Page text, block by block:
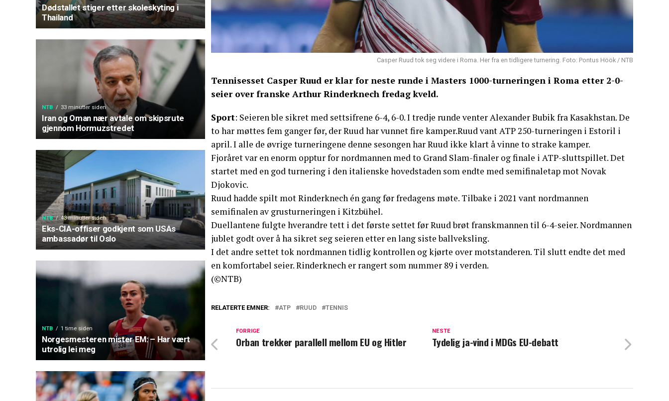
Dødstallet stiger etter skoleskyting i
Thailand
NTB 33 minutter siden
Iran og Oman nær avtale om skipsrute
gjennom Hormuzstredet
NTB 43 minutter siden
Eks-CIA-offiser godkjent som USAs
ambassadør til Oslo
NTB 1 time siden
Norgesmesteren mister EM: – Har vært
utrolig lei meg
Casper Ruud tok seg videre i Roma. Her fra en tidligere turnering. Foto: Pontus Höök / NTB
Tennisesset Casper Ruud er klar for neste runde i Masters 1000-turneringen i Roma etter 2-0-
seier over franske Arthur Rinderknech fredag kveld.
Sport: Seieren ble sikret med settsifrene 6-4, 6-0. I tredje runde venter Alexander Bubik fra Kasakhstan. De
to har møttes fem ganger før, der Ruud har vunnet fire kamper.Ruud vant ATP 250-turneringen i Estoril i
april. I alle de øvrige turneringene denne sesongen har Ruud ikke klart å vinne to strake kamper.
Fjoråret var en enorm opptur for nordmannen med to Grand Slam-finaler og finale i ATP-sluttspillet. Det
startet med en god turnering i den italienske hovedstaden som endte med semifinaletap mot Novak
Djokovic.
Ruud hadde spilt mot Rinderknech én gang før fredagens møte. Tilbake i 2021 vant nordmannen
semifinalen av grusturneringen i Kitzbühel.
Duellantene fulgte hverandre tett i det første settet før Ruud brøt franskmannen til 6-4-seier. Nordmannen
jublet godt over å ha sikret seg seieren etter en lang siste ballveksling.
I det andre settet tok nordmannen tidlig kontrollen og kjørte over motstanderen. Til slutt endte det med
en komfortabel seier. Rinderknech er rangert som nummer 89 i verden.
(©NTB)
RELATERTE EMNER: ATP RUUD TENNIS
NESTE
Tydelig ja-vind i MDGs EU-debatt
FORRIGE
Orban trekker parallell mellom EU og Hitler